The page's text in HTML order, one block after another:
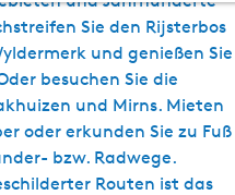
Sie den Rijsterbos
und genießen Sie
besuchen Sie die
und Mirns. Mieten
oder erkunden Sie zu Fuß
bzw. Radwege.
Routen ist das